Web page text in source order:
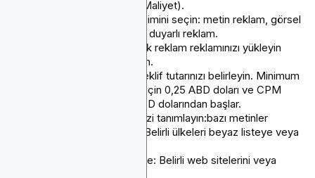
veya CPM (Mille Başına Maliyet).
Tercih ettiğiniz reklam biçimini seçin: metin reklam, görsel
reklam, HTML5 afiş veya duyarlı reklam.
Seçilen biçime bağlı olarak reklam reklamınızı yükleyin
veya reklam metninizi girin.
Kampanya bütçenizi ve teklif tutarınızı belirleyin. Minimum
teklif, TBM kampanyaları için 0,25 ABD doları ve CPM
kampanyaları için 0,30 ABD dolarından başlar.
Hedefleme seçeneklerinizi tanımlayın:bazı metinler
Coğrafi hedefleme: Belirli ülkeleri beyaz listeye veya
Web sitesi hedefleme: Belirli web sitelerini veya